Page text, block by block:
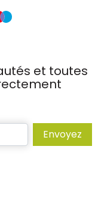
et toutes
Envoyez